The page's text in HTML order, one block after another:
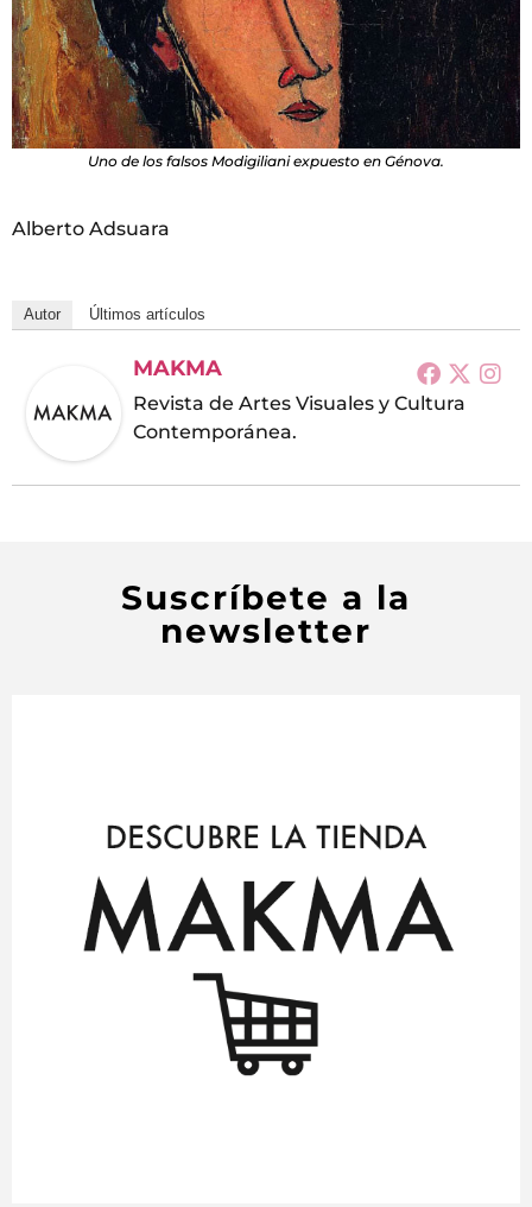
Uno de los falsos Modigiliani expuesto en Génova.
Alberto Adsuara
Autor Últimos artículos
MAKMA
Revista de Artes Visuales y Cultura
Contemporánea.
Suscríbete a la
newsletter